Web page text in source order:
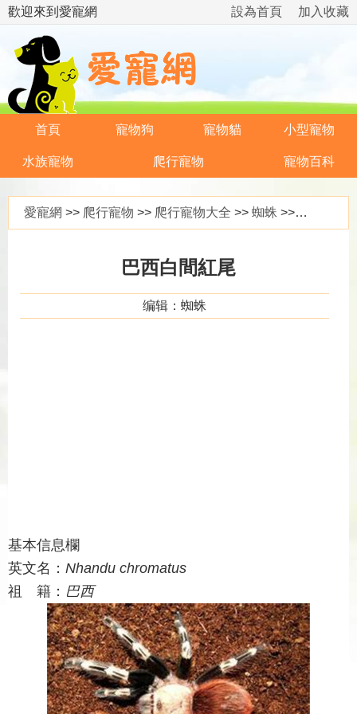
歡迎來到愛寵網 加入收藏
設為首頁
首頁 寵物狗 寵物貓 小型寵物
水族寵物 爬行寵物 寵物百科
愛寵網 >> 爬行寵物 >> 爬行寵物大全 >> 蜘蛛 >> 巴西白間紅尾
巴西白間紅尾
编辑：蜘蛛
基本信息欄
英文名： Nhandu chromatus
祖 籍： 巴西